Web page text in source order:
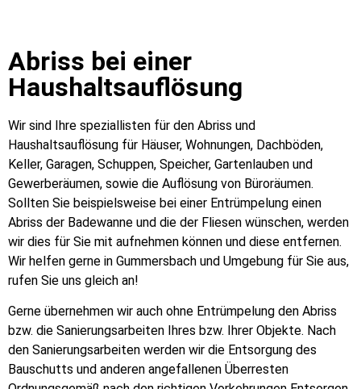
Abriss bei einer
Haushaltsauflösung
Wir sind Ihre speziallisten für den Abriss und
Haushaltsauflösung für Häuser, Wohnungen, Dachböden,
Keller, Garagen, Schuppen, Speicher, Gartenlauben und
Gewerberäumen, sowie die Auflösung von Büroräumen.
Sollten Sie beispielsweise bei einer Entrümpelung einen
Abriss der Badewanne und die der Fliesen wünschen, werden
wir dies für Sie mit aufnehmen können und diese entfernen.
Wir helfen gerne in Gummersbach und Umgebung für Sie aus,
rufen Sie uns gleich an!
Gerne übernehmen wir auch ohne Entrümpelung den Abriss
bzw. die Sanierungsarbeiten Ihres bzw. Ihrer Objekte. Nach
den Sanierungsarbeiten werden wir die Entsorgung des
Bauschutts und anderen angefallenen Überresten